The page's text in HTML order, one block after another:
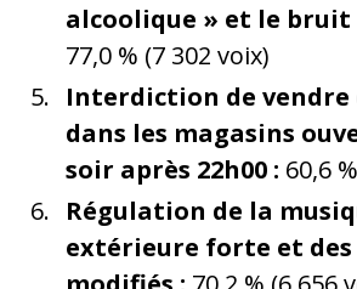
alcoolique » et le bruit
77,0 % (7 302 voix)
Interdiction de vendre
dans les magasins
soir après 22h00 : 60,6
Régulation de la
extérieure forte et